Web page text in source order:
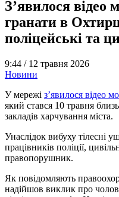
З’явилося відео
гранати в
поліцейські та
9:44 / 12 травня 2026
Новини
У мережі з’явилося відео
який стався 10 травня
закладів харчування міста.
Унаслідок вибуху тілесні
працівників поліції,
правопорушник.
Як повідомляють
надійшов виклик про